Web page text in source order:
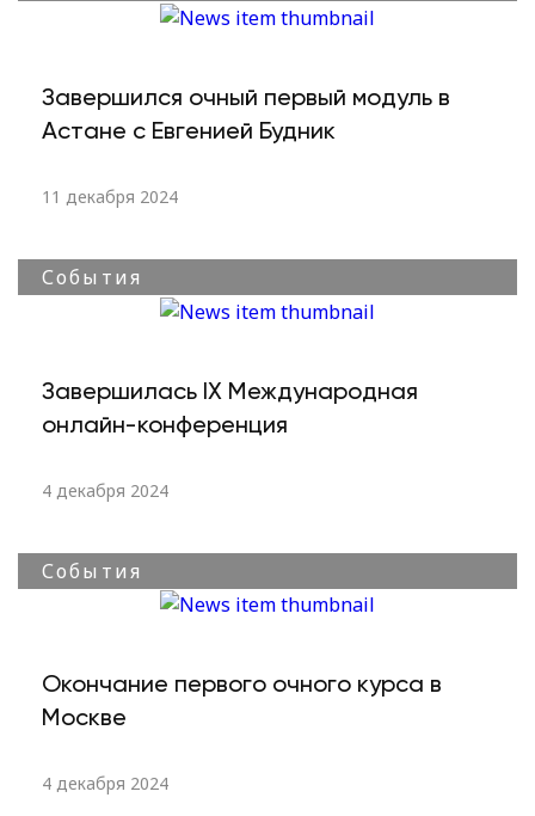
Завершился очный первый модуль в
Астане с Евгенией Будник
11 декабря 2024
События
Завершилась IХ Международная
онлайн-конференция
4 декабря 2024
События
Окончание первого очного курса в
Москве
4 декабря 2024